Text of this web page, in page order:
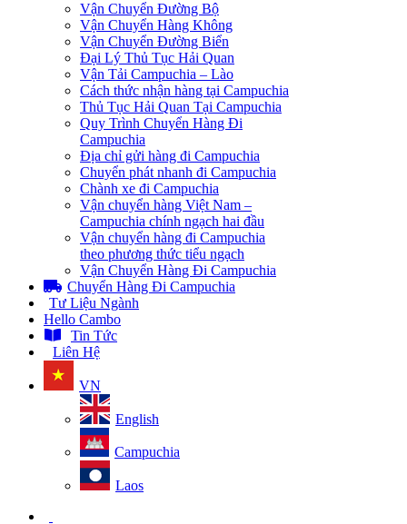
Vận Chuyển Đường Bộ
Vận Chuyển Hàng Không
Vận Chuyển Đường Biển
Đại Lý Thủ Tục Hải Quan
Vận Tải Campuchia – Lào
Cách thức nhận hàng tại Campuchia
Thủ Tục Hải Quan Tại Campuchia
Quy Trình Chuyển Hàng Đi
Campuchia
Địa chỉ gửi hàng đi Campuchia
Chuyển phát nhanh đi Campuchia
Chành xe đi Campuchia
Vận chuyển hàng Việt Nam –
Campuchia chính ngạch hai đầu
Vận chuyển hàng đi Campuchia
theo phương thức tiểu ngạch
Vận Chuyển Hàng Đi Campuchia
Chuyển Hàng Đi Campuchia
Tư Liệu Ngành
Hello Cambo
Tin Tức
Liên Hệ
VN
English
Campuchia
Laos